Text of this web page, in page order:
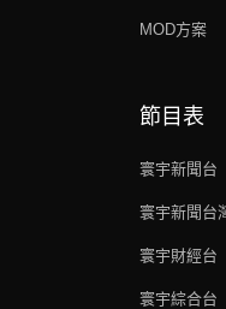
MOD方案
節目表
寰宇新聞台
寰宇新聞台
寰宇財經台
寰宇綜合台